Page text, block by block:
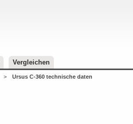
Vergleichen
> Ursus C-360 technische daten